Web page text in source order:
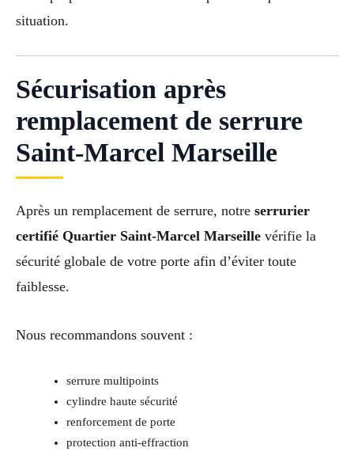
situation.
Sécurisation après
remplacement de serrure
Saint-Marcel Marseille
Après un remplacement de serrure, notre serrurier
certifié Quartier Saint-Marcel Marseille vérifie la
sécurité globale de votre porte afin d’éviter toute
faiblesse.
Nous recommandons souvent :
serrure multipoints
cylindre haute sécurité
renforcement de porte
protection anti-effraction